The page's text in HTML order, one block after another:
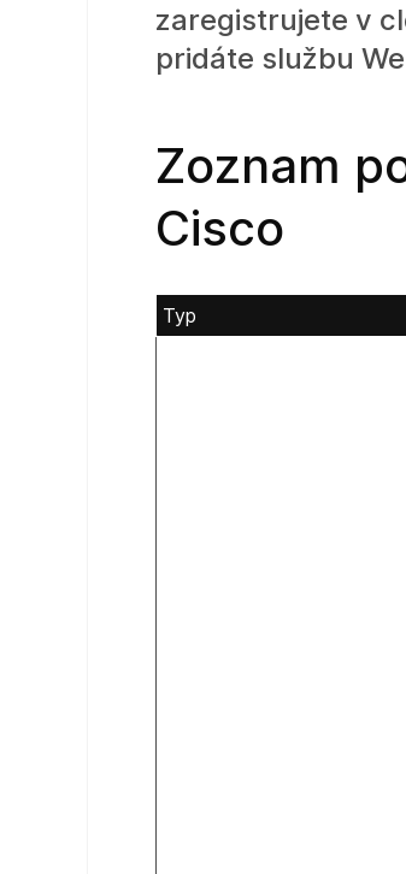
zaregistrujete v
pridáte službu
Zoznam
Cisco
Typ